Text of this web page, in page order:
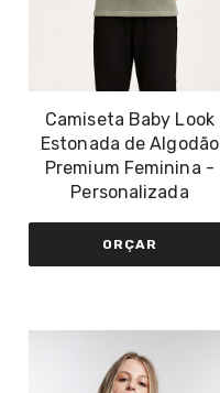
Camiseta Baby Look
Estonada de Algodão
Premium Feminina -
Personalizada
ORÇAR